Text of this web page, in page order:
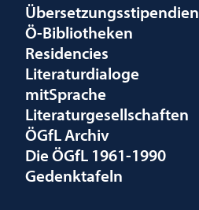
Übersetzungsstipendien
Ö-Bibliotheken
Residencies
Literaturdialoge
mitSprache
Literaturgesellschaften
ÖGfL Archiv
Die ÖGfL 1961-1990
Gedenktafeln